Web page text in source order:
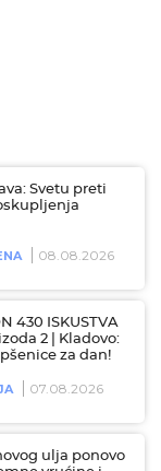
Svetu preti
08.08.2026
430 ISKUSTVA
2 | Kladovo:
za dan!
07.08.2026
ulja ponovo